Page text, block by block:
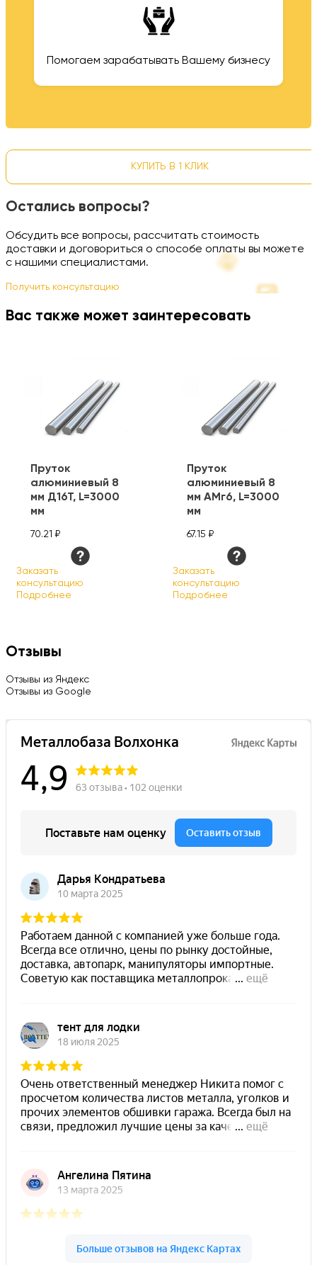
Помогаем зарабатывать Вашему бизнесу
КУПИТЬ В 1 КЛИК
Остались вопросы?
Обсудить все вопросы, рассчитать стоимость
доставки и договориться о способе оплаты вы можете
с нашими специалистами.
Получить консультацию
Вас также может заинтересовать
Пруток
алюминиевый 8
мм Д16Т, L=3000
мм
70.21 ₽
Заказать
консультацию
Подробнее
Пруток
алюминиевый 8
мм АМг6, L=3000
мм
67.15 ₽
Заказать
консультацию
Подробнее
Отзывы
Отзывы из Яндекс
Отзывы из Google